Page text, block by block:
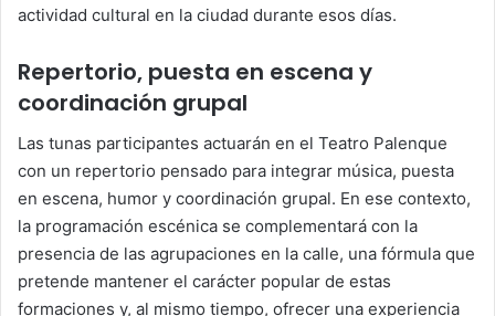
actividad cultural en la ciudad durante esos días.
Repertorio, puesta en escena y
coordinación grupal
Las tunas participantes actuarán en el Teatro Palenque
con un repertorio pensado para integrar música, puesta
en escena, humor y coordinación grupal. En ese contexto,
la programación escénica se complementará con la
presencia de las agrupaciones en la calle, una fórmula que
pretende mantener el carácter popular de estas
formaciones y, al mismo tiempo, ofrecer una experiencia